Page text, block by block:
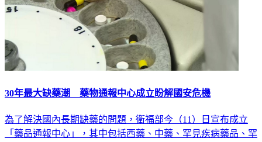
30年最大缺藥潮 藥物通報中心成立盼解國安危機
為了解決國內長期缺藥的問題，衛福部今（11）日宣布成立
「藥品通報中心」，其中包括西藥、中藥、罕見疾病藥品、罕